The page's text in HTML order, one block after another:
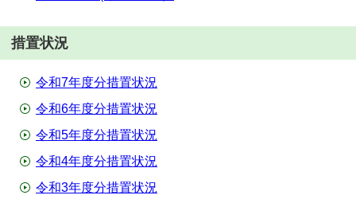
措置状況
令和7年度分措置状況
令和6年度分措置状況
令和5年度分措置状況
令和4年度分措置状況
令和3年度分措置状況